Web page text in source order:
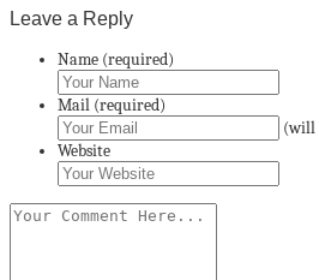
Leave a Reply
Name (required)
Mail (required)
(will
Website